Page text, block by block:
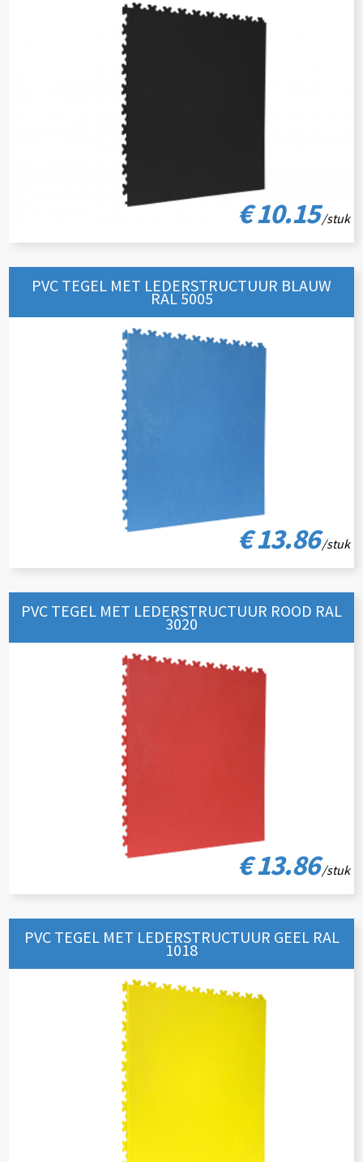
€ 10.15/stuk
PVC TEGEL MET LEDERSTRUCTUUR BLAUW
RAL 5005
€ 13.86/stuk
PVC TEGEL MET LEDERSTRUCTUUR ROOD RAL
3020
€ 13.86/stuk
PVC TEGEL MET LEDERSTRUCTUUR GEEL RAL
1018